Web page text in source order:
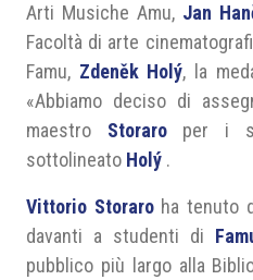
Arti Musiche Amu, Jan
Facoltà di arte
Famu, Zdeněk Holý, la
«Abbiamo deciso di
maestro Storaroper i
sottolineato Holý .
Vittorio Storaroha tenuto
davanti a studenti di
pubblico più largo alla